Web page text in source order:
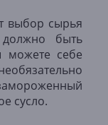
выбор сырья
быть
можете себе
сусло.